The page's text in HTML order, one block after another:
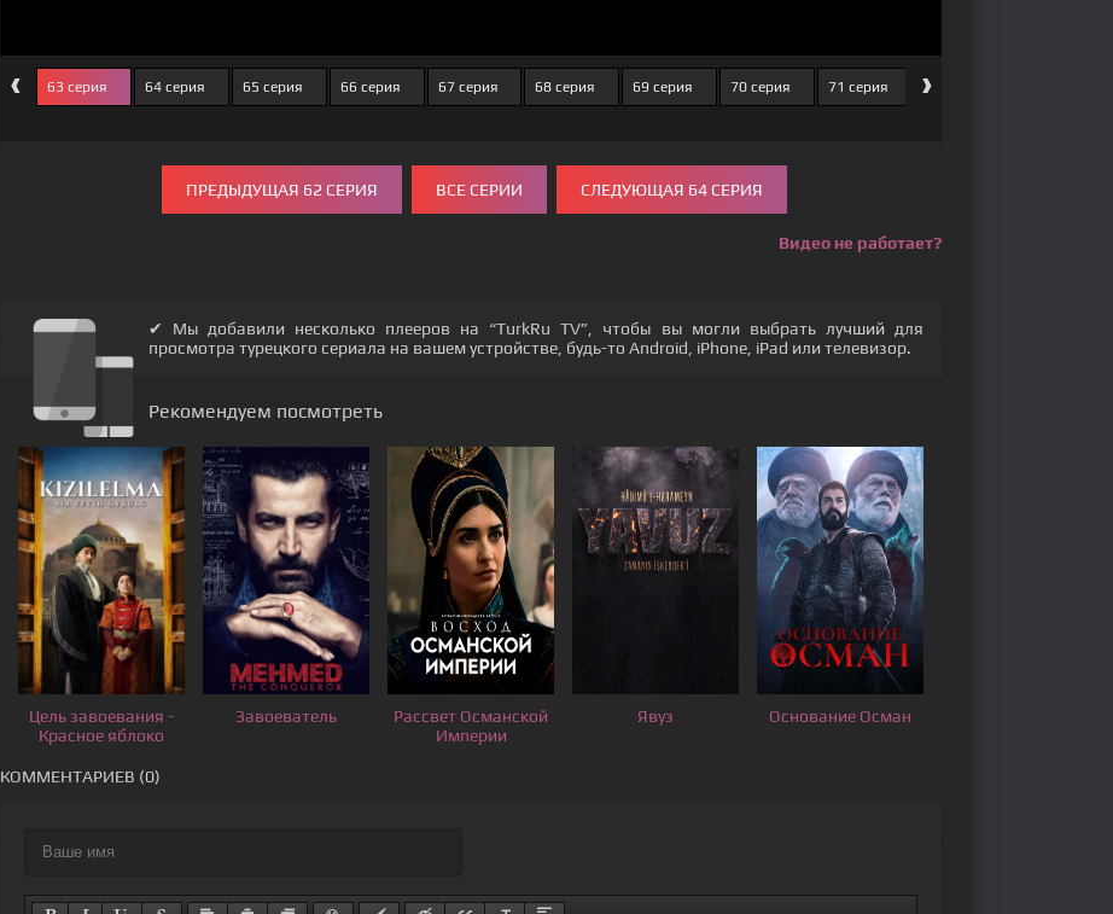
‹ 63 серия 64 серия 65 серия 66 серия 67 серия 68 серия 69 серия 70 серия 71 серия 72 серия
›
ПРЕДЫДУЩАЯ 62 СЕРИЯ ВСЕ СЕРИИ СЛЕДУЮЩАЯ 64 СЕРИЯ
Видео не работает?
✔ Мы добавили несколько плееров на “TurkRu TV”, чтобы вы могли выбрать лучший для
просмотра турецкого сериала на вашем устройстве, будь-то Android, iPhone, iPad или телевизор.
Рекомендуем посмотреть
Цель завоевания -
Красное яблоко
Завоеватель
Рассвет Османской
Империи
Явуз Основание Осман
КОММЕНТАРИЕВ (0)